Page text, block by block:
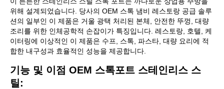
위해 설계되었습니다. 당사의 OEM 스톡 냄비 레스토랑 공급 솔루
션의 일부인 이 제품은 거울 광택 처리된 본체, 안전한 뚜껑, 대량
조리를 위한 인체공학적 손잡이가 특징입니다. 레스토랑, 호텔, 케
이터링에 이상적인 이 제품은 수프, 스톡, 파스타, 대량 요리에 적
합한 내구성과 효율적인 성능을 제공합니다.
기능 및 이점 OEM 스톡포트 스테인리스 스
틸: